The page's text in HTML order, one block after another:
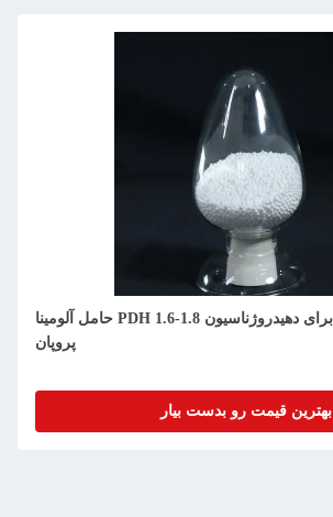
حامل آلومینا PDH 1.6-1.8 میلی‌متر کروی برای دهیدروژناسیون
پروپان
بهترین قیمت رو بدست بیار